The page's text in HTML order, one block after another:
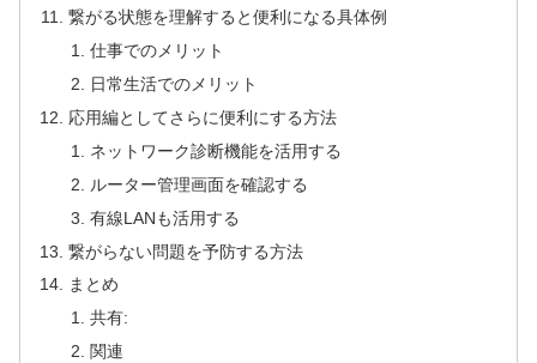
繋がる状態を理解すると便利になる具体例
仕事でのメリット
日常生活でのメリット
応用編としてさらに便利にする方法
ネットワーク診断機能を活用する
ルーター管理画面を確認する
有線LANも活用する
繋がらない問題を予防する方法
まとめ
共有:
関連